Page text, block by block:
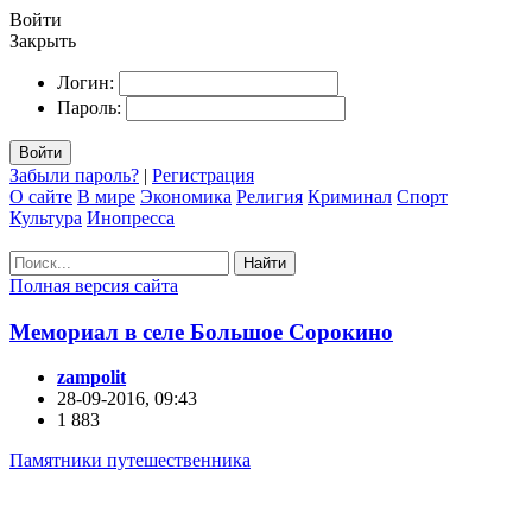
Войти
Закрыть
Логин:
Пароль:
Войти
Забыли пароль? | Регистрация
О сайте В мире Экономика Религия Криминал Спорт
Культура Инопресса
Найти
Полная версия сайта
Мемориал в селе Большое Сорокино
zampolit
28-09-2016, 09:43
1 883
Памятники путешественника